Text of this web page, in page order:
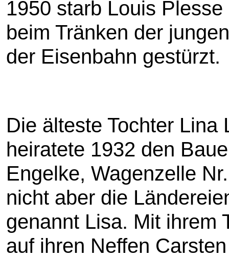
1950 starb Louis
beim Tränken der
der Eisenbahn gestürzt.
Die älteste Tochter
heiratete 1932 den
Engelke, Wagenzelle
nicht aber die
genannt Lisa. Mit ihrem
auf ihren Neffen